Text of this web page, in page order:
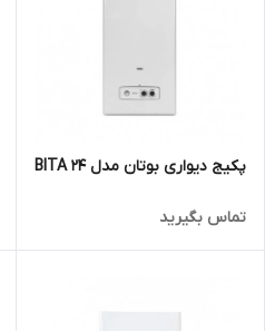
پکیج دیواری بوتان مدل BITA 24
تماس بگیرید